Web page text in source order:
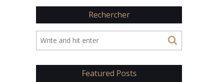
Rechercher
Featured Posts